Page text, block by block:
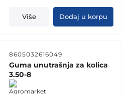
Više Dodaj u korpu
8605032616049
Guma unutrašnja za kolica
3.50-8